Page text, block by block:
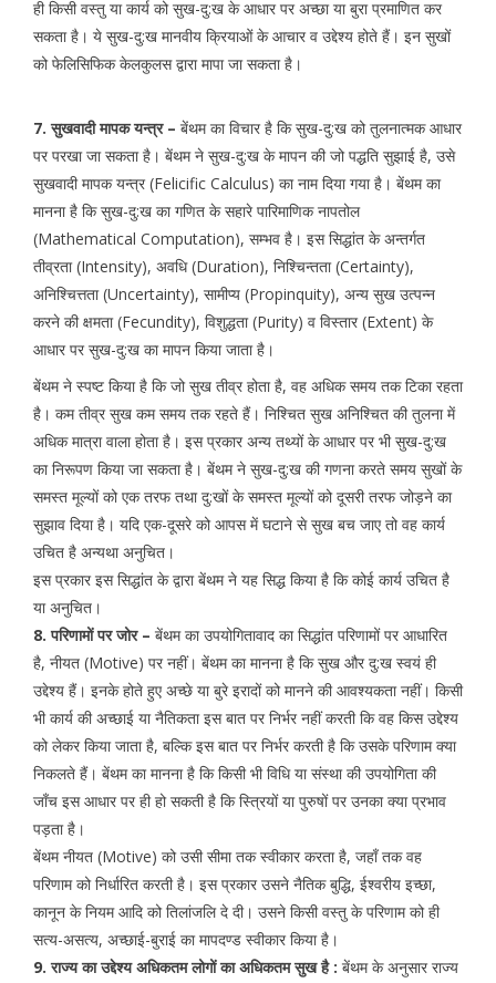
ही किसी वस्तु या कार्य को सुख-दु:ख के आधार पर अच्छा या बुरा प्रमाणित कर
सकता है। ये सुख-दु:ख मानवीय क्रियाओं के आचार व उद्देश्य होते हैं। इन सुखों
को फेलिसिफिक केलकुलस द्वारा मापा जा सकता है।
7. सुखवादी मापक यन्त्र – बेंथम का विचार है कि सुख-दु:ख को तुलनात्मक आधार
पर परखा जा सकता है। बेंथम ने सुख-दु:ख के मापन की जो पद्धति सुझाई है, उसे
सुखवादी मापक यन्त्र (Felicific Calculus) का नाम दिया गया है। बेंथम का
मानना है कि सुख-दु:ख का गणित के सहारे पारिमाणिक नापतोल
(Mathematical Computation), सम्भव है। इस सिद्धांत के अन्तर्गत
तीव्रता (Intensity), अवधि (Duration), निश्चिन्तता (Certainty),
अनिश्चित्तता (Uncertainty), सामीप्य (Propinquity), अन्य सुख उत्पन्न
करने की क्षमता (Fecundity), विशुद्धता (Purity) व विस्तार (Extent) के
आधार पर सुख-दु:ख का मापन किया जाता है।
बेंथम ने स्पष्ट किया है कि जो सुख तीव्र होता है, वह अधिक समय तक टिका रहता
है। कम तीव्र सुख कम समय तक रहते हैं। निश्चित सुख अनिश्चित की तुलना में
अधिक मात्रा वाला होता है। इस प्रकार अन्य तथ्यों के आधार पर भी सुख-दु:ख
का निरूपण किया जा सकता है। बेंथम ने सुख-दु:ख की गणना करते समय सुखों के
समस्त मूल्यों को एक तरफ तथा दु:खों के समस्त मूल्यों को दूसरी तरफ जोड़ने का
सुझाव दिया है। यदि एक-दूसरे को आपस में घटाने से सुख बच जाए तो वह कार्य
उचित है अन्यथा अनुचित।
इस प्रकार इस सिद्धांत के द्वारा बेंथम ने यह सिद्ध किया है कि कोई कार्य उचित है
या अनुचित।
8. परिणामों पर जोर – बेंथम का उपयोगितावाद का सिद्धांत परिणामों पर आधारित
है, नीयत (Motive) पर नहीं। बेंथम का मानना है कि सुख और दु:ख स्वयं ही
उद्देश्य हैं। इनके होते हुए अच्छे या बुरे इरादों को मानने की आवश्यकता नहीं। किसी
भी कार्य की अच्छाई या नैतिकता इस बात पर निर्भर नहीं करती कि वह किस उद्देश्य
को लेकर किया जाता है, बल्कि इस बात पर निर्भर करती है कि उसके परिणाम क्या
निकलते हैं। बेंथम का मानना है कि किसी भी विधि या संस्था की उपयोगिता की
जाँच इस आधार पर ही हो सकती है कि स्त्रियों या पुरुषों पर उनका क्या प्रभाव
पड़ता है।
बेंथम नीयत (Motive) को उसी सीमा तक स्वीकार करता है, जहाँ तक वह
परिणाम को निर्धारित करती है। इस प्रकार उसने नैतिक बुद्धि, ईश्वरीय इच्छा,
कानून के नियम आदि को तिलांजलि दे दी। उसने किसी वस्तु के परिणाम को ही
सत्य-असत्य, अच्छाई-बुराई का मापदण्ड स्वीकार किया है।
9. राज्य का उद्देश्य अधिकतम लोगों का अधिकतम सुख है : बेंथम के अनुसार राज्य